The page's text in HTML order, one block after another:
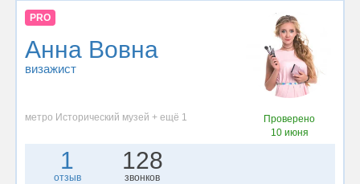
PRO
Анна Вовна
визажист
метро Исторический музей + ещё 1
Проверено
10 июня
1
отзыв
128
звонков